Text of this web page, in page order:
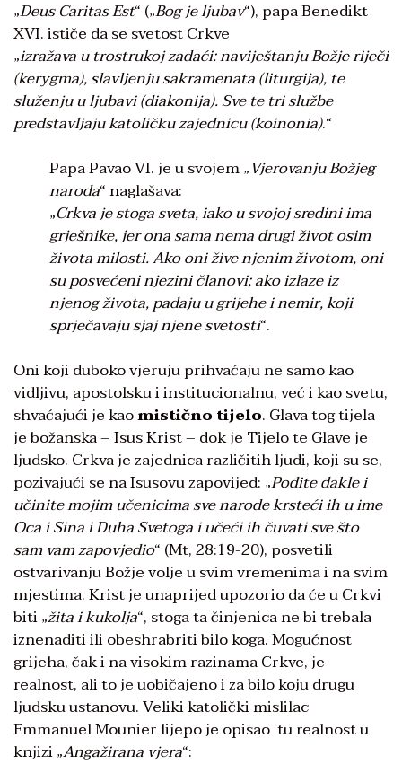
„DeusCaritas Est“ („Bog je ljubav“), papa Benedikt
XVI. ističe da se svetost Crkve
„izražava u trostrukoj zadaći:naviještanju Božje riječi
(kerygma), slavljenju sakramenata (liturgija), te
služenju u ljubavi (diakonija). Sve te tri službe
predstavljaju katoličku zajednicu (koinonia).“
Papa Pavao VI. je u svojem „Vjerovanju Božjeg
naroda“ naglašava:
„Crkva je stoga sveta, iako u svojoj sredini ima
grješnike, jer ona sama nema drugi život osim
života milosti. Ako oni žive njenim životom, oni
su posvećeni njezini članovi; ako izlaze iz
njenog života, padaju u grijehe i nemir, koji
sprječavaju sjaj njene svetosti“.
Oni koji duboko vjeruju prihvaćaju ne samo kao
vidljivu, apostolsku i institucionalnu, već i kao svetu,
shvaćajući je kaomistično tijelo. Glava tog tijela
je božanska – Isus Krist – dok je Tijelo te Glave je
ljudsko. Crkva je zajednica različitih ljudi, koji su se,
pozivajući se na Isusovu zapovijed: „Pođite dakle i
učinite mojim učenicima sve narode krsteći ih u ime
Oca i Sina i Duha Svetoga i učeći ih čuvati sve što
sam vam zapovjedio“ (Mt, 28:19-20), posvetili
ostvarivanju Božje volje u svim vremenima i na svim
mjestima. Krist je unaprijed upozorio da će u Crkvi
biti „žita i kukolja“, stoga ta činjenica ne bi trebala
iznenaditi ili obeshrabriti bilo koga. Mogućnost
grijeha, čak i na visokim razinama Crkve, je
realnost, ali to je uobičajeno i za bilo koju drugu
ljudsku ustanovu. Veliki katolički mislilac
Emmanuel Mounier lijepo je opisao tu realnost u
knjizi „Angažirana vjera“: